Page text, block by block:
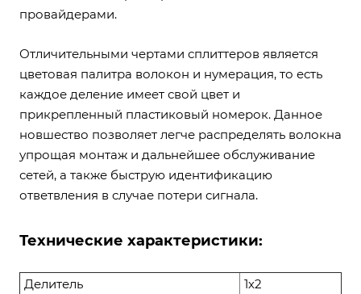
провайдерами.
Отличительными чертами сплиттеров является
цветовая палитра волокон и нумерация, то есть
каждое деление имеет свой цвет и
прикрепленный пластиковый номерок. Данное
новшество позволяет легче распределять волокна
упрощая монтаж и дальнейшее обслуживание
сетей, а также быструю идентификацию
ответвления в случае потери сигнала.
Технические характеристики:
Делитель
1х2